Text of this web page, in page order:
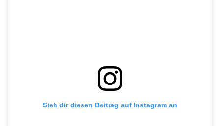
Sieh dir diesen Beitrag auf Instagram an